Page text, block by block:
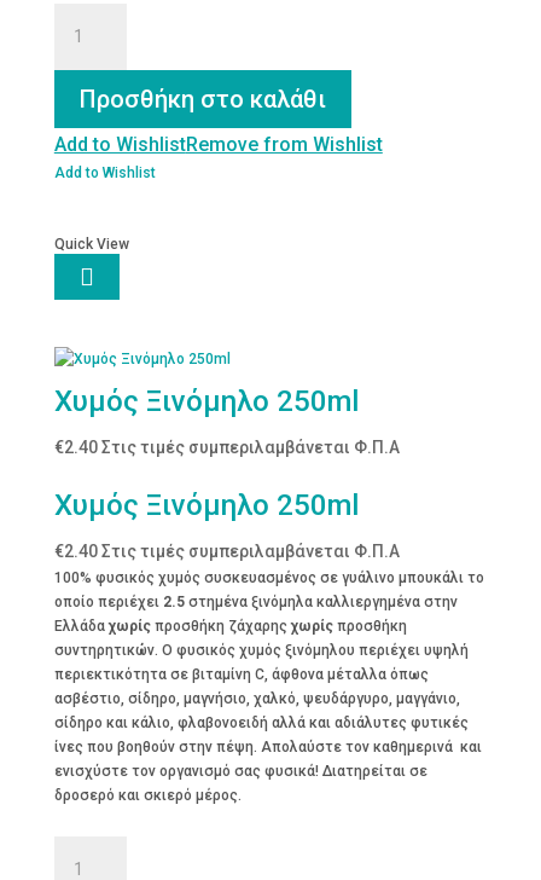
Ξινόμηλο
ποσότητα
Προσθήκη στο καλάθι
Add to WishlistRemove from Wishlist
Add to Wishlist
Quick View

Χυμός Ξινόμηλο 250ml
€2.40 Στις τιμές συμπεριλαμβάνεται Φ.Π.Α
Χυμός Ξινόμηλο 250ml
€2.40 Στις τιμές συμπεριλαμβάνεται Φ.Π.Α
100% φυσικός χυμός συσκευασμένος σε γυάλινο μπουκάλι το
οποίο περιέχει 2.5στημένα ξινόμηλα καλλιεργημένα στην
Ελλάδαχωρίςπροσθήκη ζάχαρηςχωρίςπροσθήκη
συντηρητικών. Ο φυσικός χυμός ξινόμηλου περιέχει υψηλή
περιεκτικότητα σε βιταμίνη C, άφθονα μέταλλα όπως
ασβέστιο, σίδηρο, μαγνήσιο, χαλκό, ψευδάργυρο, μαγγάνιο,
σίδηρο και κάλιο, φλαβονοειδή αλλά και αδιάλυτες φυτικές
ίνες που βοηθούν στην πέψη. Απολαύστε τον καθημερινά και
ενισχύστε τον οργανισμό σας φυσικά! Διατηρείται σε
δροσερό και σκιερό μέρος.
Ξινόμηλο